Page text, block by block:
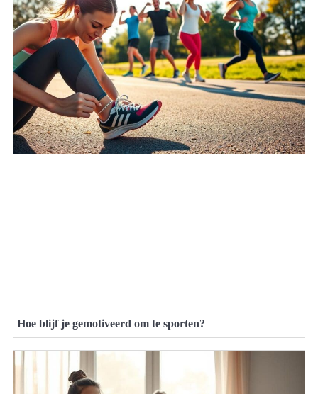
Hoe blijf je gemotiveerd om te sporten?